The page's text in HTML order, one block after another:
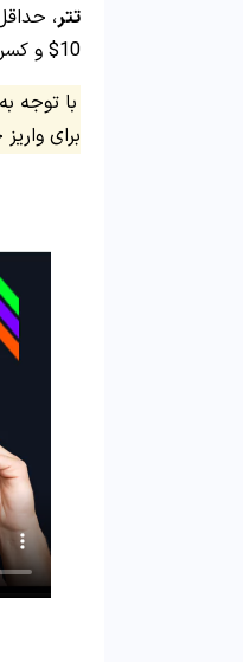
تتر
10$ و کسر کمیسیون 1.5$، مبلغ 8.5$ شارژ نهایی حساب است.
با توجه به
برای